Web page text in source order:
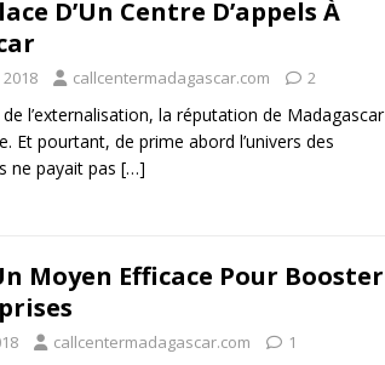
D’Un Centre D’appels À
callcentermadagascar.com 2
l’externalisation, la réputation de Madagascar
Et pourtant, de prime abord l’univers des
ne payait pas […]
Moyen Efficace Pour Booster
callcentermadagascar.com 1